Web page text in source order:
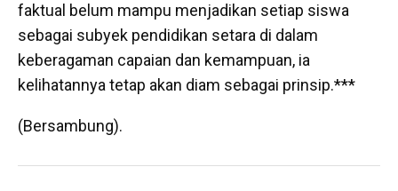
faktual belum mampu menjadikan setiap siswa
sebagai subyek pendidikan setara di dalam
keberagaman capaian dan kemampuan, ia
kelihatannya tetap akan diam sebagai prinsip.***
(Bersambung).